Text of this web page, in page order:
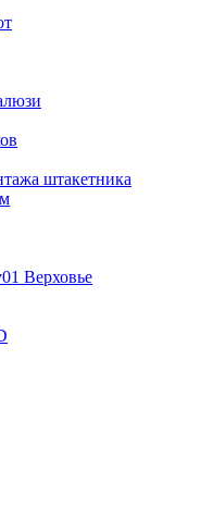
штакетника
Верховье